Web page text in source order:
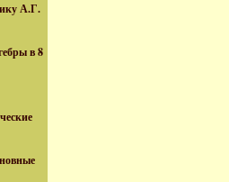
А.Г.
в 8